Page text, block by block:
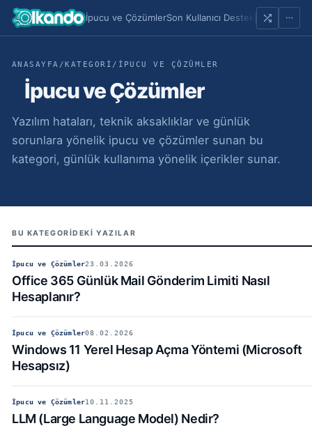
İpucu ve ÇözümlerSon Kullanıcı Destek Portfolio
ANASAYFA /KATEGORI / İPUCU VE ÇÖZÜMLER
İpucu ve Çözümler
Yazılım hataları, teknik aksaklıklar ve günlük
sorunlara yönelik ipucu ve çözümler sunan bu
kategori, günlük kullanıma yönelik içerikler sunar.
BU KATEGORIDEKI YAZILAR
İpucu ve Çözümler23.03.2026
Office 365 Günlük Mail Gönderim Limiti Nasıl
Hesaplanır?
İpucu ve Çözümler08.02.2026
Windows 11 Yerel Hesap Açma Yöntemi (Microsoft
Hesapsız)
İpucu ve Çözümler10.11.2025
LLM (Large Language Model) Nedir?